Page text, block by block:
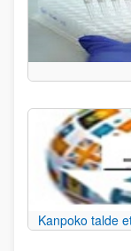
Kanpoko talde